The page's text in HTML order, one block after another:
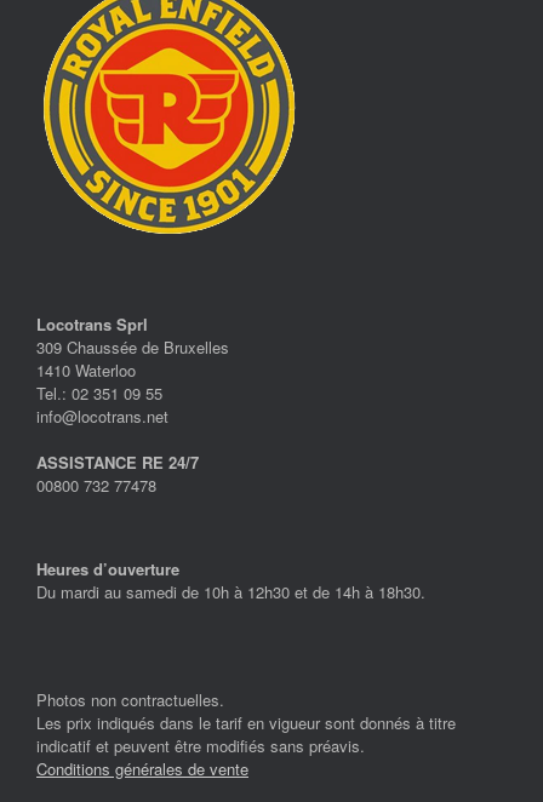
Locotrans Sprl
309 Chaussée de Bruxelles
1410 Waterloo
Tel.: 02 351 09 55
info@locotrans.net
ASSISTANCE RE 24/7
00800 732 77478
Heures d’ouverture
Du mardi au samedi de 10h à 12h30 et de 14h à 18h30.
Photos non contractuelles.
Les prix indiqués dans le tarif en vigueur sont donnés à titre
indicatif et peuvent être modifiés sans préavis.
Conditions générales de vente